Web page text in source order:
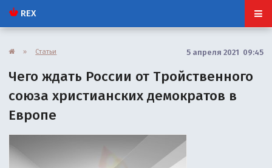
REX
» Статьи 5 апреля 2021 09:45
Чего ждать России от Тройственного
союза христианских демократов в
Европе